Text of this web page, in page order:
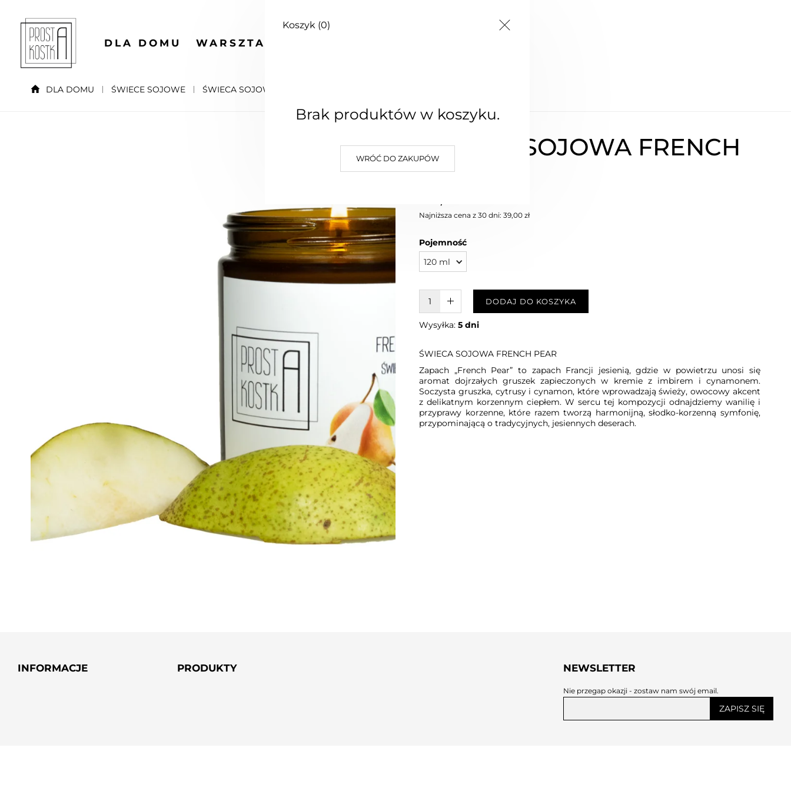
DLA DOMU WARSZTATY
Koszyk (0)
Brak produktów w koszyku.
WRÓĆ DO ZAKUPÓW
DLA DOMU ŚWIECE SOJOWE ŚWIECA SOJOWA FRENCH PEAR
ŚWIECA SOJOWA FRENCH
PEAR
Najniższa cena z 30 dni: 39,00 zł
Pojemność
120 ml
W KOSZYKU :)DODAJ DO KOSZYKA
Wysyłka: 5 dni
ŚWIECA SOJOWA FRENCH PEAR
Zapach „French Pear” to zapach Francji jesienią, gdzie w powietrzu unosi się
aromat dojrzałych gruszek zapieczonych w kremie z imbirem i cynamonem.
Soczysta gruszka, cytrusy i cynamon, które wprowadzają świeży, owocowy akcent
z delikatnym korzennym ciepłem. W sercu tej kompozycji odnajdziemy wanilię i
przyprawy korzenne, które razem tworzą harmonijną, słodko-korzenną symfonię,
przypominającą o tradycyjnych, jesiennych deserach.
INFORMACJE PRODUKTY NEWSLETTER
Nie przegap okazji - zostaw nam swój email.
ZAPISZ SIĘ